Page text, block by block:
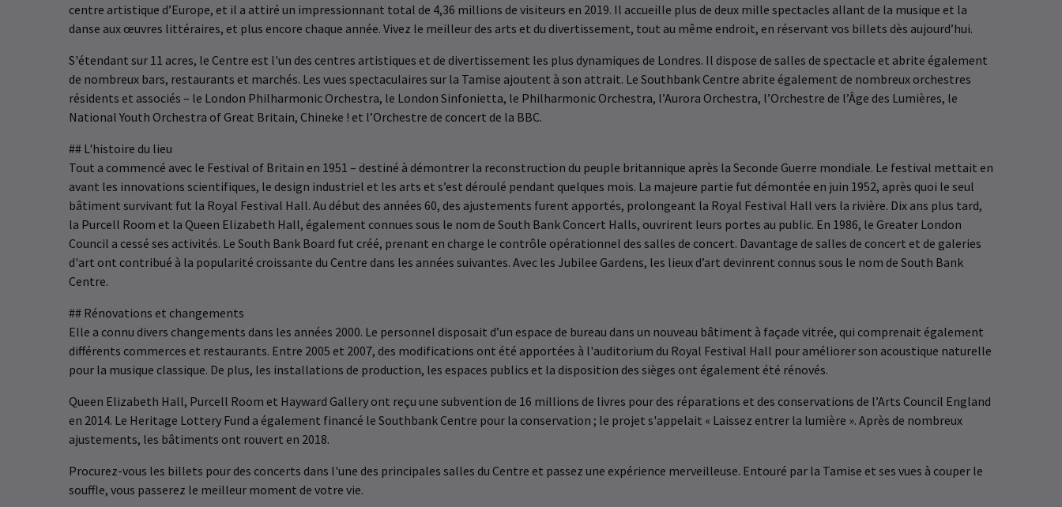
centre artistique d’Europe, et il a attiré un impressionnant total de 4,36 millions de visiteurs en 2019. Il accueille plus de deux mille spectacles allant de la musique et la
danse aux œuvres littéraires, et plus encore chaque année. Vivez le meilleur des arts et du divertissement, tout au même endroit, en réservant vos billets dès aujourd’hui.
S'étendant sur 11 acres, le Centre est l'un des centres artistiques et de divertissement les plus dynamiques de Londres. Il dispose de salles de spectacle et abrite également
de nombreux bars, restaurants et marchés. Les vues spectaculaires sur la Tamise ajoutent à son attrait. Le Southbank Centre abrite également de nombreux orchestres
résidents et associés – le London Philharmonic Orchestra, le London Sinfonietta, le Philharmonic Orchestra, l’Aurora Orchestra, l’Orchestre de l’Âge des Lumières, le
National Youth Orchestra of Great Britain, Chineke ! et l’Orchestre de concert de la BBC.
## L'histoire du lieu
Tout a commencé avec le Festival of Britain en 1951 – destiné à démontrer la reconstruction du peuple britannique après la Seconde Guerre mondiale. Le festival mettait en
avant les innovations scientifiques, le design industriel et les arts et s’est déroulé pendant quelques mois. La majeure partie fut démontée en juin 1952, après quoi le seul
bâtiment survivant fut la Royal Festival Hall. Au début des années 60, des ajustements furent apportés, prolongeant la Royal Festival Hall vers la rivière. Dix ans plus tard,
la Purcell Room et la Queen Elizabeth Hall, également connues sous le nom de South Bank Concert Halls, ouvrirent leurs portes au public. En 1986, le Greater London
Council a cessé ses activités. Le South Bank Board fut créé, prenant en charge le contrôle opérationnel des salles de concert. Davantage de salles de concert et de galeries
d'art ont contribué à la popularité croissante du Centre dans les années suivantes. Avec les Jubilee Gardens, les lieux d’art devinrent connus sous le nom de South Bank
Centre.
## Rénovations et changements
Elle a connu divers changements dans les années 2000. Le personnel disposait d’un espace de bureau dans un nouveau bâtiment à façade vitrée, qui comprenait également
différents commerces et restaurants. Entre 2005 et 2007, des modifications ont été apportées à l'auditorium du Royal Festival Hall pour améliorer son acoustique naturelle
pour la musique classique. De plus, les installations de production, les espaces publics et la disposition des sièges ont également été rénovés.
Queen Elizabeth Hall, Purcell Room et Hayward Gallery ont reçu une subvention de 16 millions de livres pour des réparations et des conservations de l’Arts Council England
en 2014. Le Heritage Lottery Fund a également financé le Southbank Centre pour la conservation ; le projet s'appelait « Laissez entrer la lumière ». Après de nombreux
ajustements, les bâtiments ont rouvert en 2018.
Procurez-vous les billets pour des concerts dans l'une des principales salles du Centre et passez une expérience merveilleuse. Entouré par la Tamise et ses vues à couper le
souffle, vous passerez le meilleur moment de votre vie.